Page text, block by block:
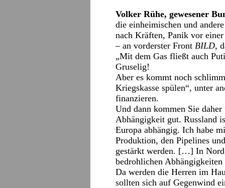
Volker Rühe, gewesener
die einheimischen und
nach Kräften, Panik vor
– an vorderster Front BILD,
„Mit dem Gas fließt auch
Gruselig!
Aber es kommt noch
Kriegskasse spülen“, unter
finanzieren.
Und dann kommen Sie
Abhängigkeit gut. Russland
Europa abhängig. Ich habe
Produktion, den Pipelines
gestärkt werden. […] In Nord
bedrohlichen
Da werden die Herren im
sollten sich auf Gegenwind